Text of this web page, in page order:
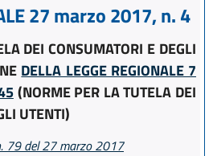
27 marzo 2017, n. 4
DEI CONSUMATORI E DEGLI
DELLA LEGGE REGIONALE 7
(NORME PER LA TUTELA DEI
UTENTI)
79 del 27 marzo 2017